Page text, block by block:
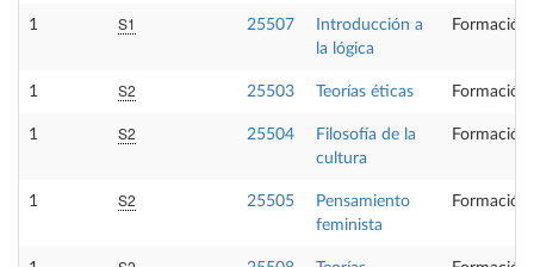
1 S1 25507
Introducción a
la lógica
Formación
1 S2 25503 Teorías éticas Formación
1 S2 25504
Filosofía de la
cultura
Formación
1 S2 25505
Pensamiento
feminista
Formación